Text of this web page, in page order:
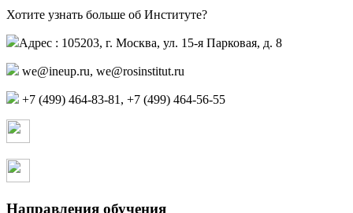
Хотите узнать больше об Институте?
Адрес : 105203, г. Москва, ул. 15-я Парковая, д. 8
we@ineup.ru, we@rosinstitut.ru
+7 (499) 464-83-81, +7 (499) 464-56-55
Направления обучения